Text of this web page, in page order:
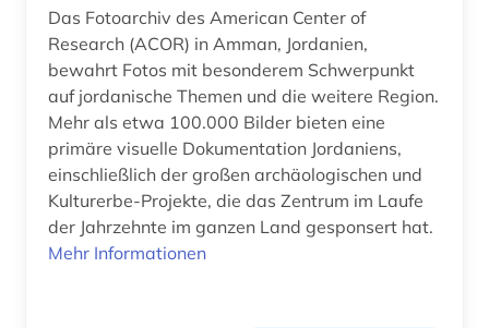
funde (3)
funktechnik (2)
förderpreis für deutsche wissenschaftler im g.
w. leibniz-programm (1)
galloromanistik (1)
gebäude (1)
Das Fotoarchiv des American Center of
Research (ACOR) in Amman, Jordanien,
bewahrt Fotos mit besonderem Schwerpunkt
auf jordanische Themen und die weitere Region.
Mehr als etwa 100.000 Bilder bieten eine
primäre visuelle Dokumentation Jordaniens,
einschließlich der großen archäologischen und
Kulturerbe-Projekte, die das Zentrum im Laufe
der Jahrzehnte im ganzen Land gesponsert hat.
Mehr Informationen